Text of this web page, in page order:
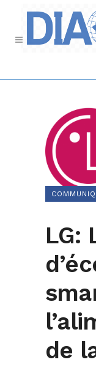
LG:
de